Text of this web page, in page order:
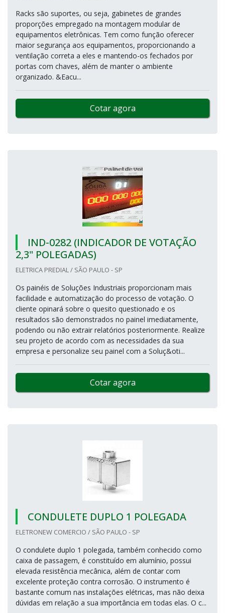
Racks são suportes, ou seja, gabinetes de grandes
proporções empregado na montagem modular de
equipamentos eletrônicas. Tem como função oferecer
maior segurança aos equipamentos, proporcionando a
ventilação correta a eles e mantendo-os fechados por
portas com chaves, além de manter o ambiente
organizado. &Eacu...
Cotar agora
IND-0282 (INDICADOR DE VOTAÇÃO
2,3" POLEGADAS)
ELETRICA PREDIAL / SÃO PAULO - SP
Os painéis de Soluções Industriais proporcionam mais
facilidade e automatização do processo de votação. O
cliente opinará sobre o quesito questionado e os
resultados são demonstrados no painel imediatamente,
podendo ou não extrair relatórios posteriormente. Realize
seu projeto de acordo com as necessidades da sua
empresa e personalize seu painel com a Soluç&oti...
Cotar agora
CONDULETE DUPLO 1 POLEGADA
ELETRONEW COMERCIO / SÃO PAULO - SP
O condulete duplo 1 polegada, também conhecido como
caixa de passagem, é constituído em alumínio, possui
elevada resistência mecânica, além de contar com
excelente proteção contra corrosão. O instrumento é
bastante comum nas instalações elétricas, mas não deixa
dúvidas em relação a sua importância em todas elas. O c...